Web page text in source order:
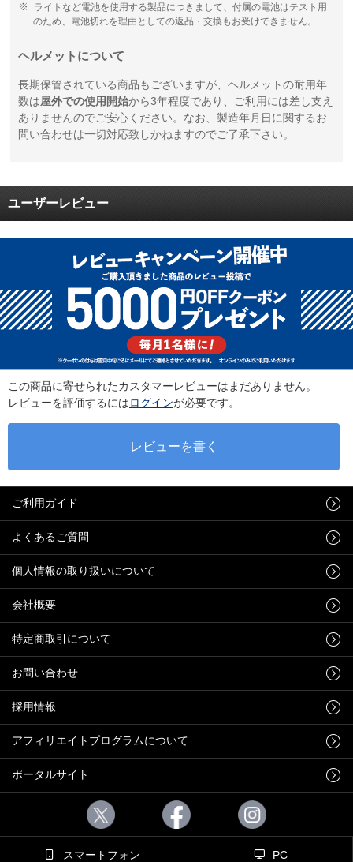
ライトなど電池を使用する製品につきまして、付属の電池はテスト用
のため、電池切れを理由としての返品・交換もお受けできません。
ヘルメットについて
長期保管されている商品もございますが、ヘルメットの耐用年
数は屋外での使用開始から3年程度であり、ご利用には差し支え
ありませんのでご安心ください。なお、製造年月日に関するお
問い合わせは一切対応致しかねますのでご了承下さい。
ユーザーレビュー
この商品に寄せられたカスタマーレビューはまだありません。
レビューを評価するにはログインが必要です。
ご利用ガイド
よくあるご質問
個人情報の取り扱いについて
会社概要
特定商取引について
お問い合わせ
採用情報
アフィリエイトプログラムについて
ポータルサイト
スマートフォン PC